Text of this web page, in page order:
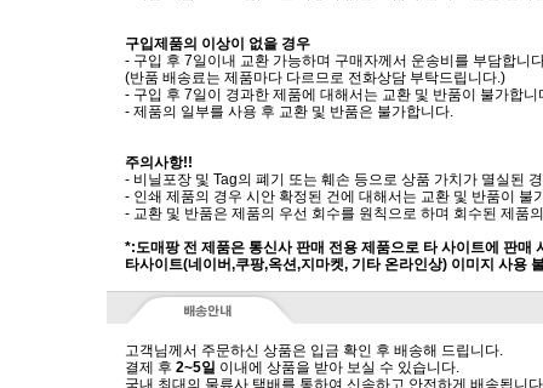
구입제품의 이상이 없을 경우
- 구입 후 7일이내 교환 가능하며 구매자께서 운송비를 부담합니
(반품 배송료는 제품마다 다르므로 전화상담 부탁드립니다.)
- 구입 후 7일이 경과한 제품에 대해서는 교환 및 반품이 불가합니
- 제품의 일부를 사용 후 교환 및 반품은 불가합니다.
주의사항!!
- 비닐포장 및 Tag의 폐기 또는 훼손 등으로 상품 가치가 멸실된
- 인쇄 제품의 경우 시안 확정된 건에 대해서는 교환 및 반품이 불
- 교환 및 반품은 제품의 우선 회수를 원칙으로 하며 회수된 제품
*:도매팡 전 제품은 통신사 판매 전용 제품으로 타 사이트에 판매
타사이트(네이버,쿠팡,옥션,지마켓, 기타 온라인상) 이미지 사용
고객님께서 주문하신 상품은 입금 확인 후 배송해 드립니다.
결제 후 2~5일 이내에 상품을 받아 보실 수 있습니다.
국내 최대의 물류사 택배를 통하여 신속하고 안전하게 배송됩니